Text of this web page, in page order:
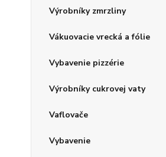
Výrobníky zmrzliny
Vákuovacie vrecká a fólie
Vybavenie pizzérie
Výrobníky cukrovej vaty
Vaflovače
Vybavenie